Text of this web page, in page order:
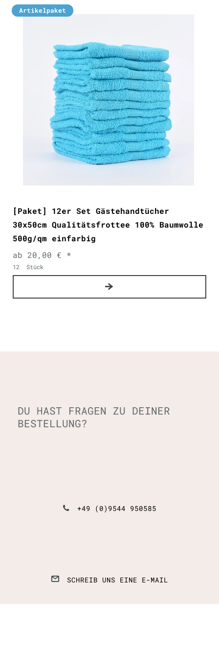
Artikelpaket
[Paket] 12er Set Gästehandtücher
30x50cm Qualitätsfrottee 100% Baumwolle
500g/qm einfarbig
ab 20,00 € *
12 Stück
DU HAST FRAGEN ZU DEINER
BESTELLUNG?
+49 (0)9544 950585
SCHREIB UNS EINE E-MAIL